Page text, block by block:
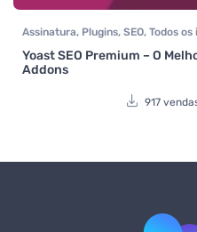
Assinatura, Plugins, SEO, Todos os
Yoast SEO Premium – O
Addons
917